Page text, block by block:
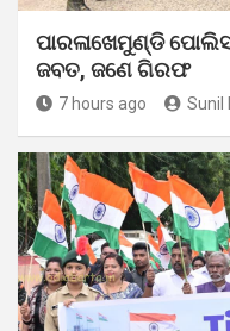
ପାରଳାଖେମୁଣ୍ଡି
ଜବତ, ଜଣେ ଗିରଫ
7 hours ago Sunil